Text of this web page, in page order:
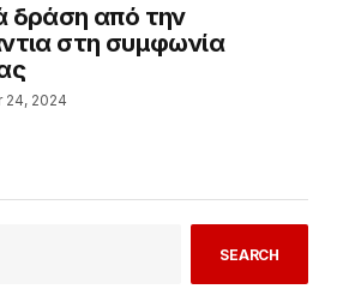
δράση από την
στη συμφωνία
24, 2024
SEARCH